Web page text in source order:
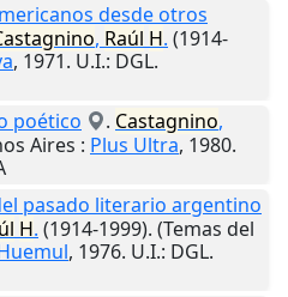
desde otros
, Raúl H. (1914-
, 1971. U.I.: DGL.
poético
. Castagnino,
Aires : Plus Ultra, 1980.
pasado literario argentino
H. (1914-1999). (Temas del
, 1976. U.I.: DGL.